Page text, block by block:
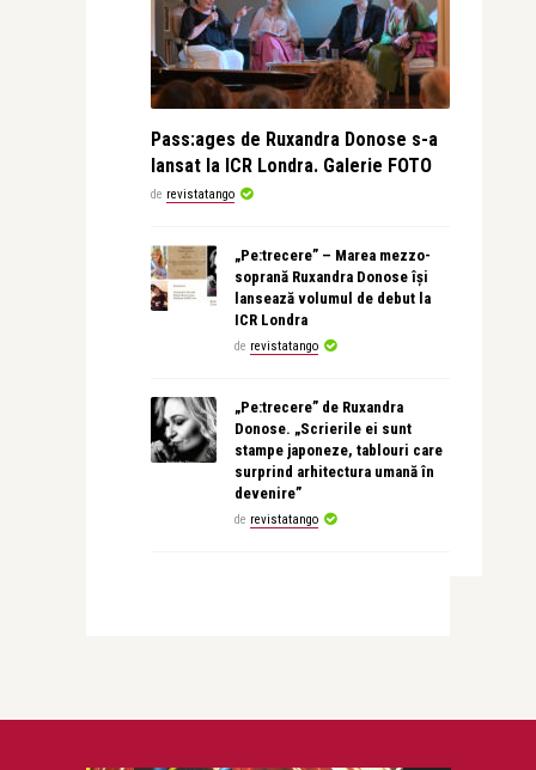
Pass:ages de Ruxandra Donose s-a
lansat la ICR Londra. Galerie FOTO
de revistatango
„Pe:trecere” – Marea mezzo-
soprană Ruxandra Donose își
lansează volumul de debut la
ICR Londra
de revistatango
„Pe:trecere” de Ruxandra
Donose. „Scrierile ei sunt
stampe japoneze, tablouri care
surprind arhitectura umană în
devenire”
de revistatango